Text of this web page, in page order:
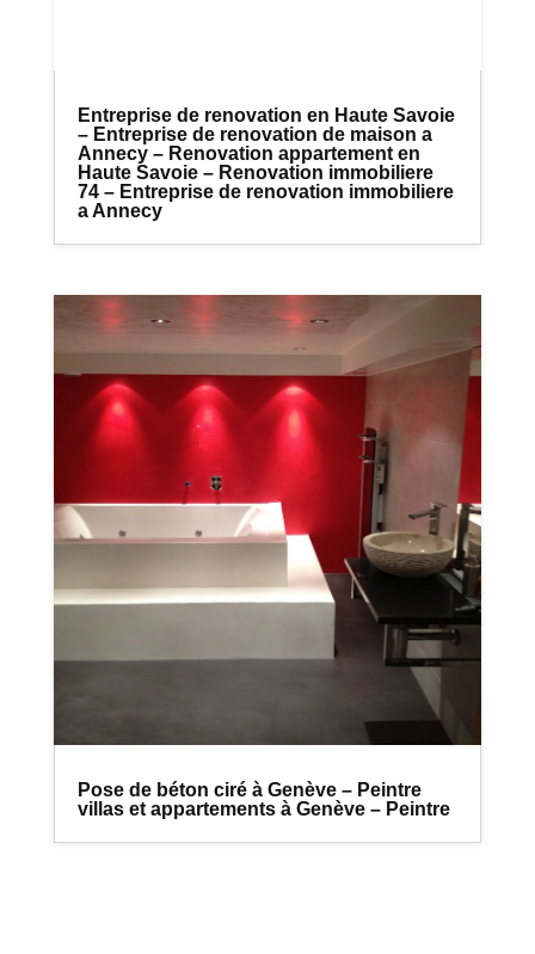
Entreprise de renovation en Haute Savoie
– Entreprise de renovation de maison a
Annecy – Renovation appartement en
Haute Savoie – Renovation immobiliere
74 – Entreprise de renovation immobiliere
a Annecy
Pose de béton ciré à Genève – Peintre
villas et appartements à Genève – Peintre